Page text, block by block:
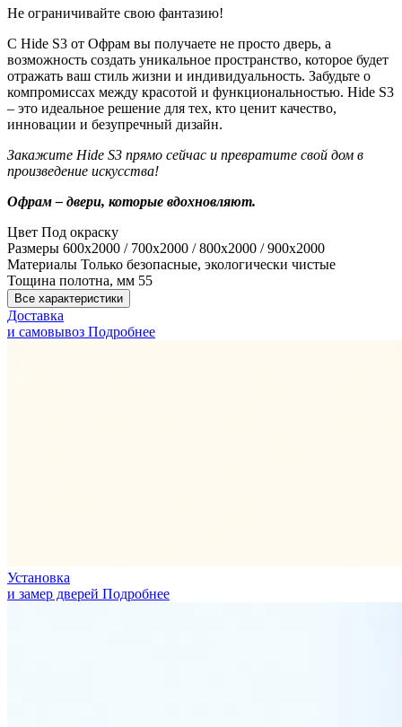
Не ограничивайте свою фантазию!
С Hide S3 от Офрам вы получаете не просто дверь, а
возможность создать уникальное пространство, которое будет
отражать ваш стиль жизни и индивидуальность. Забудьте о
компромиссах между красотой и функциональностью. Hide S3
– это идеальное решение для тех, кто ценит качество,
инновации и безупречный дизайн.
Закажите Hide S3 прямо сейчас и превратите свой дом в
произведение искусства!
Офрам – двери, которые вдохновляют.
Цвет Под окраску
Размеры 600x2000 / 700x2000 / 800x2000 / 900x2000
Материалы Только безопасные, экологически чистые
Тощина полотна, мм 55
Все характеристики
Доставка
и самовывоз Подробнее
Установка
и замер дверей Подробнее